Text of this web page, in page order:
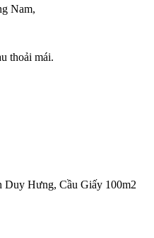
Nam,
thoải mái.